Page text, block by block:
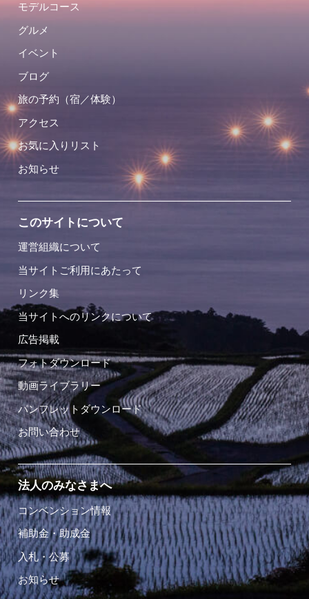
モデルコース
グルメ
イベント
ブログ
旅の予約（宿／体験）
アクセス
お気に入りリスト
お知らせ
このサイトについて
運営組織について
当サイトご利用にあたって
リンク集
当サイトへのリンクについて
広告掲載
フォトダウンロード
動画ライブラリー
パンフレットダウンロード
お問い合わせ
法人のみなさまへ
コンベンション情報
補助金・助成金
入札・公募
お知らせ